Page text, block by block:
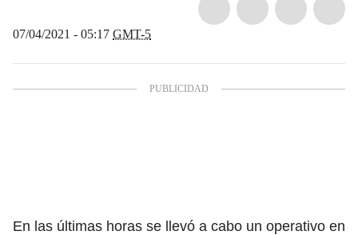
07/04/2021 - 05:17 GMT-5
En las últimas horas se llevó a cabo un operativo en